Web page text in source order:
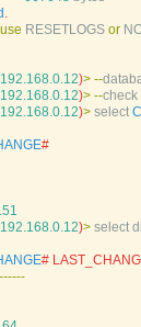
.
use RESETLOGS or
192.168.0.12)> --
192.168.0.12)> --check
192.168.0.12)> select
#
192.168.0.12)> select
#
------